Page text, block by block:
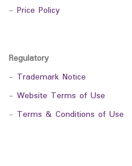
- Price Policy
Regulatory
- Trademark Notice
- Website Terms of Use
- Terms & Conditions of Use